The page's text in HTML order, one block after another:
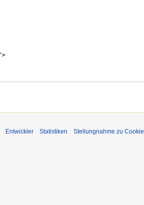
Entwickler Statistiken Stellungnahme zu